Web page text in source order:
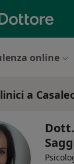
online
a